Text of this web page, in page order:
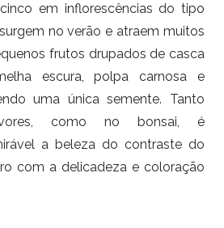
em inflorescências do tipo
no verão e atraem muitos
frutos drupados de casca
escura, polpa carnosa e
uma única semente. Tanto
como no bonsai, é
a beleza do contraste do
com a delicadeza e coloração